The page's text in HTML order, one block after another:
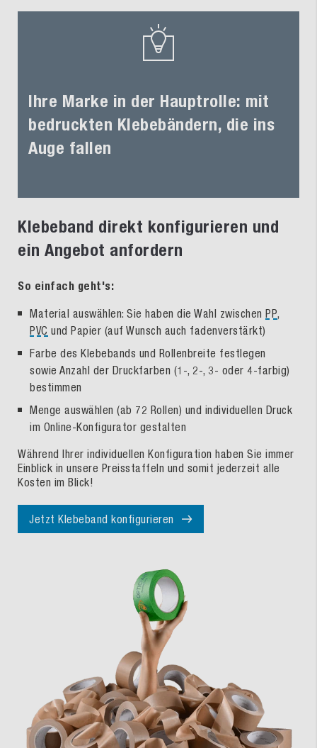
Ihre Marke in der Hauptrolle: mit
bedruckten Klebebändern, die ins
Auge fallen
Klebeband direkt konfigurieren und
ein Angebot anfordern
So einfach geht's:
Material auswählen: Sie haben die Wahl zwischen PP,
PVC und Papier (auf Wunsch auch fadenverstärkt)
Farbe des Klebebands und Rollenbreite festlegen
sowie Anzahl der Druckfarben (1-, 2-, 3- oder 4-farbig)
bestimmen
Menge auswählen (ab 72 Rollen) und individuellen Druck
im Online-Konfigurator gestalten
Während Ihrer individuellen Konfiguration haben Sie immer
Einblick in unsere Preisstaffeln und somit jederzeit alle
Kosten im Blick!
Jetzt Klebeband konfigurieren